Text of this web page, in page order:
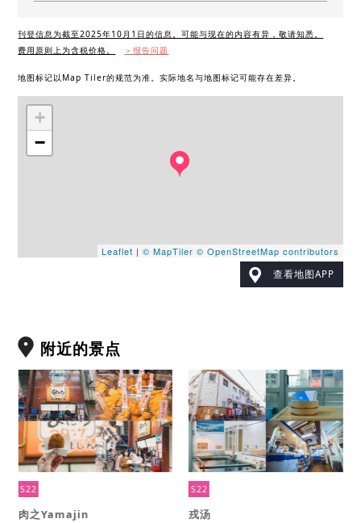
刊登信息为截至2025年10月1日的信息。可能与现在的内容有异，敬请知悉。
费用原则上为含税价格。
＞报告问题
地图标记以Map Tiler的规范为准。实际地名与地图标记可能存在差异。
+
−
Leaflet | © MapTiler © OpenStreetMap contributors
查看地图APP
附近的景点
S22
肉之Yamajin
S22
戎汤